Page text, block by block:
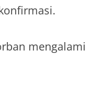
mengalami